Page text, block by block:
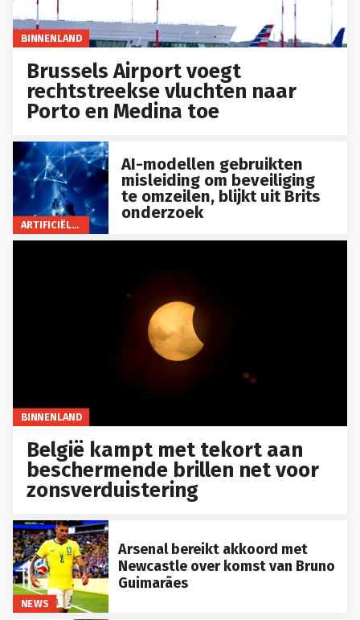
BINNENLAND
Brussels Airport voegt
rechtstreekse vluchten naar
Porto en Medina toe
ARTIFICIËLE INTELLIGENTIE
AI-modellen gebruikten
misleiding om beveiliging
te omzeilen, blijkt uit Brits
onderzoek
BINNENLAND
België kampt met tekort aan
beschermende brillen net voor
zonsverduistering
NEWS
Arsenal bereikt akkoord met
Newcastle over komst van Bruno
Guimarães